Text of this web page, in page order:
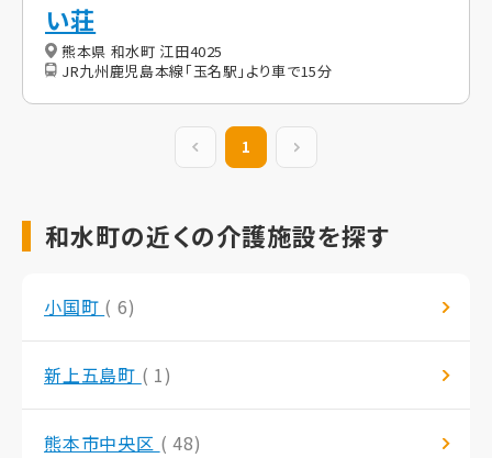
い荘
熊本県 和水町 江田4025
JR九州鹿児島本線「玉名駅」より車で15分
前の20件
1
和水町の近くの介護施設を探す
小国町 ( 6)
新上五島町 ( 1)
熊本市中央区 ( 48)